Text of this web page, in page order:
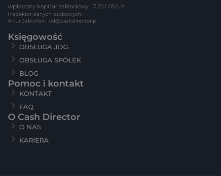
wpłacony kapitał zakładowy: 17 251 055 zł
Inspektor danych osobowych:
Artur Jabłoński iod@cashdirector.pl
Księgowość
OBSŁUGA JDG
OBSŁUGA SPÓŁEK
BLOG
Pomoc i kontakt
KONTAKT
FAQ
O Cash Director
O NAS
KARIERA